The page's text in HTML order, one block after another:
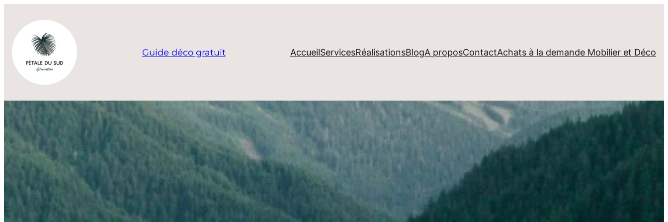
contenu
Guide déco gratuit
AccueilServicesRéalisationsBlogA proposContactAchats à la demande Mobilier et Déco